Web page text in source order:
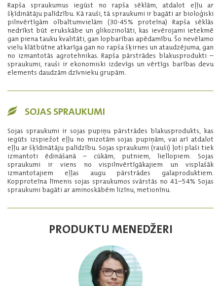
Rapša spraukumus iegūst no rapša sēklām, atdalot eļļu ar
šķīdinātāju palīdzību. Kā rauši, tā spraukumi ir bagāti ar bioloģiski
pilnvērtīgām olbaltumvielām (30-45% proteīna) Rapša sēklās
nedrīkst būt erukskābe un glikozinolāti, kas ievērojami ietekmē
gan piena tauku kvalitāti, gan lopbarības apēdamību. Šo nevēlamo
vielu klātbūtne atkarīga gan no rapša šķirnes un ataudzējuma, gan
no izmantotās agrotehnikas. Rapša pārstrādes blakusprodukti –
spraukumi, rauši ir ekonomiski izdevīgs un vērtīgs barības devu
elements daudzām dzīvnieku grupām.
SOJAS SPRAUKUMI
Sojas spraukumi ir sojas pupiņu pārstrādes blakusprodukts, kas
iegūts izspiežot eļļu no mizotām sojas pupiņām, vai arī atdalot
eļļu ar šķīdinātāju palīdzību. Sojas spraukumi (rauši) ļoti plaši tiek
izmantoti ēdināšanā – cūkām, putniem, liellopiem. Sojas
spraukumi ir viens no vispilnvērtīgākajiem un visplašāk
izmantotajiem eļļas augu pārstrādes galaproduktiem.
Kopproteīna līmenis sojas spraukumos svārstās no 41–54% Sojas
spraukumi bagāti ar aminoskābēm lizīnu, metionīnu.
PRODUKTU MENEDŽERI